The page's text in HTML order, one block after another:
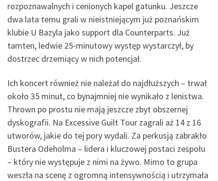
rozpoznawalnych i cenionych kapel gatunku. Jeszcze
dwa lata temu grali w nieistniejącym już poznańskim
klubie U Bazyla jako support dla Counterparts. Już
tamten, ledwie 25-minutowy występ wystarczył, by
dostrzec drzemiący w nich potencjał.
Ich koncert również nie należał do najdłuższych – trwał
około 35 minut, co bynajmniej nie wynikało z lenistwa.
Thrown po prostu nie mają jeszcze zbyt obszernej
dyskografii. Na Excessive Guilt Tour zagrali aż 14 z 16
utworów, jakie do tej pory wydali. Za perkusją zabrakło
Bustera Odeholma – lidera i kluczowej postaci zespołu
– który nie występuje z nimi na żywo. Mimo to grupa
weszła na scenę z ogromną intensywnością i utrzymała